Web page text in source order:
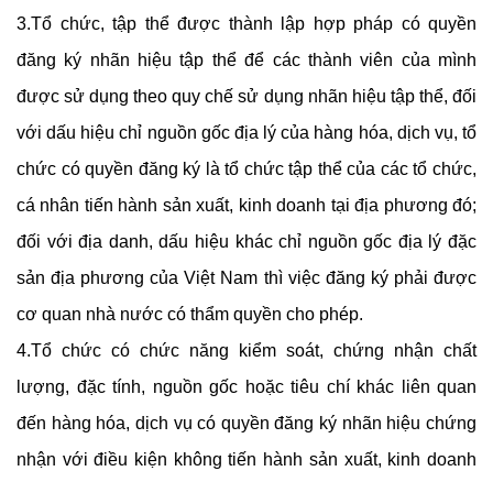
3.Tổ chức, tập thể được thành lập hợp pháp có quyền
đăng ký nhãn hiệu tập thể để các thành viên của mình
được sử dụng theo quy chế sử dụng nhãn hiệu tập thể, đối
với dấu hiệu chỉ nguồn gốc địa lý của hàng hóa, dịch vụ, tổ
chức có quyền đăng ký là tổ chức tập thể của các tổ chức,
cá nhân tiến hành sản xuất, kinh doanh tại địa phương đó;
đối với địa danh, dấu hiệu khác chỉ nguồn gốc địa lý đặc
sản địa phương của Việt Nam thì việc đăng ký phải được
cơ quan nhà nước có thẩm quyền cho phép.
4.Tổ chức có chức năng kiểm soát, chứng nhận chất
lượng, đặc tính, nguồn gốc hoặc tiêu chí khác liên quan
đến hàng hóa, dịch vụ có quyền đăng ký nhãn hiệu chứng
nhận với điều kiện không tiến hành sản xuất, kinh doanh